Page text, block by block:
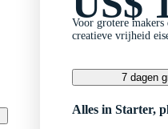
Voor grotere makers
creatieve vrijheid
7 dagen
Alles in Starter,